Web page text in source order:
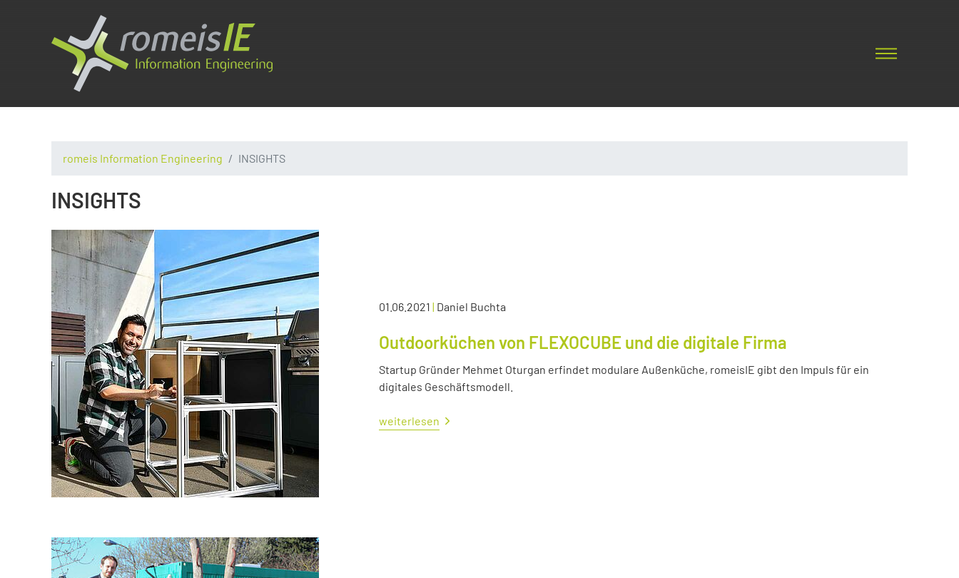
romeis Information Engineering INSIGHTS
INSIGHTS
01.06.2021 | Daniel Buchta
Outdoorküchen von FLEXOCUBE und die digitale Firma
Startup Gründer Mehmet Oturgan erfindet modulare Außenküche, romeisIE gibt den Impuls für ein
digitales Geschäftsmodell.
weiterlesen